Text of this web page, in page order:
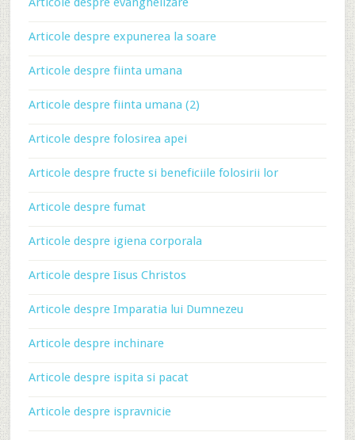
Articole despre expunerea la soare
Articole despre fiinta umana
Articole despre fiinta umana (2)
Articole despre folosirea apei
Articole despre fructe si beneficiile folosirii lor
Articole despre fumat
Articole despre igiena corporala
Articole despre Iisus Christos
Articole despre Imparatia lui Dumnezeu
Articole despre inchinare
Articole despre ispita si pacat
Articole despre ispravnicie